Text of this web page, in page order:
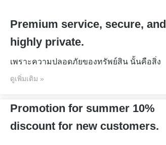
Premium service, secure, and
highly private.
เพราะความปลอดภัยของทรัพย์สิน นั้นคือสิ่ง
ดูเพิ่มเติม »
Promotion for summer 10%
discount for new customers.